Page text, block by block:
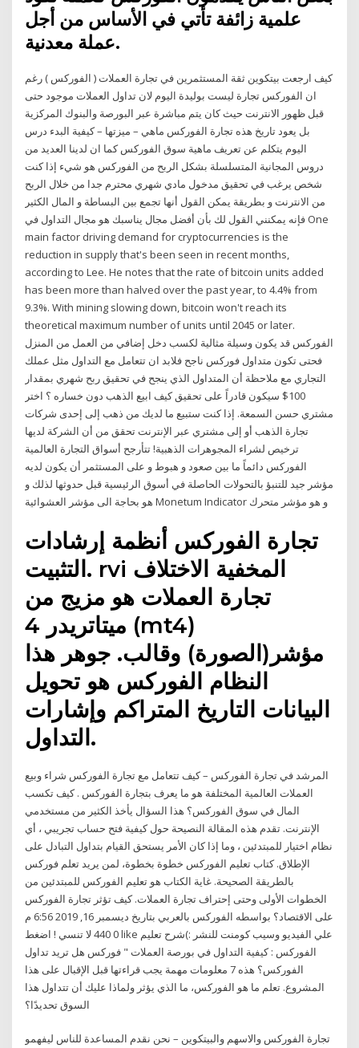
علمية زائفة تأتي في الأساس من أجل
عملة معدنية.
كيف ارجعت بيتكوين ثقة المستثمرين في تجارة العملات ( الفوركس ) رغم
ان الفوركس تجارة ليست بوليدة اليوم لان تداول العملات موجود حتى
قبل ظهور الانترنت حيث كان يتم مباشرة عبر البورصة والبنوك المركزية
بل يعود تاريخ هذه تجارة الفوركس ماهي – ميزتها – كيفية البدء درس
اليوم يتكلم عن تعريف ماهية سوق الفوركس كما ان لدينا العديد من
دروس المجانية المتسلسلة بشكل الربح من الفوركس هو شيء إذا كنت
شخص يرغب في تحقيق مدخول مادي شهري محترم جدا من خلال الربح
من الانترنت و بطريقة يمكن القول أنها تجمع بين البساطة و المال الكثير
فإنه يمكنني القول لك بأن أفضل مجال يناسبك هو مجال التداول في One
main factor driving demand for cryptocurrencies is the
reduction in supply that's been seen in recent months,
according to Lee. He notes that the rate of bitcoin units added
has been more than halved over the past year, to 4.4% from
9.3%. With mining slowing down, bitcoin won't reach its
theoretical maximum number of units until 2045 or later.
الفوركس قد يكون وسيلة مثالية لكسب دخل إضافي من العمل من المنزل
فحتى تكون متداول فوركس ناجح فلابد ان تتعامل مع التداول مثل عملك
التجاري مع ملاحظة أن المتداول الذي ينجح في تحقيق ربح شهري بمقدار
100$ سيكون قادراً على تحقيق كيف ابيع الذهب دون خساره ؟ اختر
مشتري حسن السمعة. إذا كنت ستبيع ما لديك من ذهب إلى إحدى شركات
تجارة الذهب أو إلى مشتري عبر الإنترنت تحقق من أن الشركة لديها
ترخيص لشراء المجوهرات الذهبية! تتأرجح أسواق التجارة العالمية
الفوركس دائماً ما بين صعود و هبوط و على المستثمر أن يكون لديه
مؤشر جيد للتنبؤ بالتحولات الحاصلة في أسوق الرئيسية قبل حدوثها لذلك و
هو بحاجة الى مؤشر العشوائية Monetum Indicator و هو مؤشر متحرك
تجارة الفوركس أنظمة إرشادات
التثبيت. rvi المخفية الاختلاف
تجارة العملات هو مزيج من
ميتاتريدر 4 (mt4)
مؤشر(الصورة) وقالب. جوهر هذا
النظام الفوركس هو تحويل
البيانات التاريخ المتراكم وإشارات
التداول.
المرشد في تجارة الفوركس – كيف تتعامل مع تجارة الفوركس شراء وبيع
العملات العالمية المختلفة هو ما يعرف بتجارة الفوركس . كيف تكسب
المال في سوق الفوركس؟ هذا السؤال يأخذ الكثير من مستخدمي
الإنترنت. تقدم هذه المقالة النصيحة حول كيفية فتح حساب تجريبي ، أي
نظام اختيار للمبتدئين ، وما إذا كان الأمر يستحق القيام بتداول التبادل على
الإطلاق. كتاب تعليم الفوركس خطوة بخطوة، لمن يريد تعلم فوركس
بالطريقة الصحيحة. غاية الكتاب هو تعليم الفوركس للمبتدئين من
الخطوات الأولى وحتى إحتراف تجارة العملات. كيف تؤثر تجارة الفوركس
على الاقتصاد؟ بواسطه الفوركس بالعربي بتاريخ ديسمبر 16, 2019 6:56 م
0 440 لا تنسي ! اضغط like علي الفيديو وسيب كومنت للنشر :)شرح تعليم
الفوركس : كيفية التداول في بورصة العملات " فوركس هل تريد تداول
الفوركس؟ هذه 7 معلومات مهمة يجب قراءتها قبل الإقبال على هذا
المشروع. تعلم ما هو الفوركس، ما الذي يؤثر ولماذا عليك أن تتداول هذا
السوق تحديدًا؟
تجارة الفوركس والاسهم والبيتكوين – نحن نقدم المساعدة للناس ليفهمو